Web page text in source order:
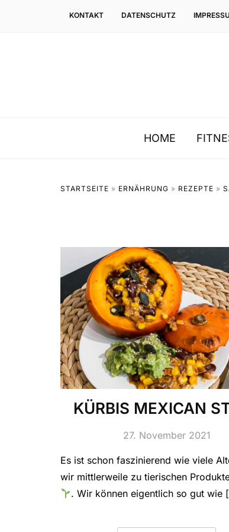
KONTAKT DATENSCHUTZ
HOME
STARTSEITE » ERNÄHRUNG » REZEPTE »
KÜRBIS MEXICAN
27. November 2021
Es ist schon faszinierend wie viele
wir mittlerweile zu tierischen
. Wir können eigentlich so gut wie